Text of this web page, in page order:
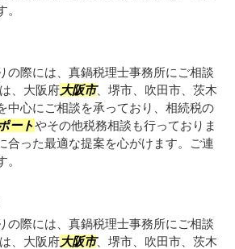
の際には、真鍋税理士事務所にご相談
、大阪府大阪市、堺市、吹田市、茨木
中心にご相談を承っており、相続税の
ートやその他税務相談も行っておりま
合った最適な提案を心がけます。ご連
の際には、真鍋税理士事務所にご相談
、大阪府大阪市、堺市、吹田市、茨木